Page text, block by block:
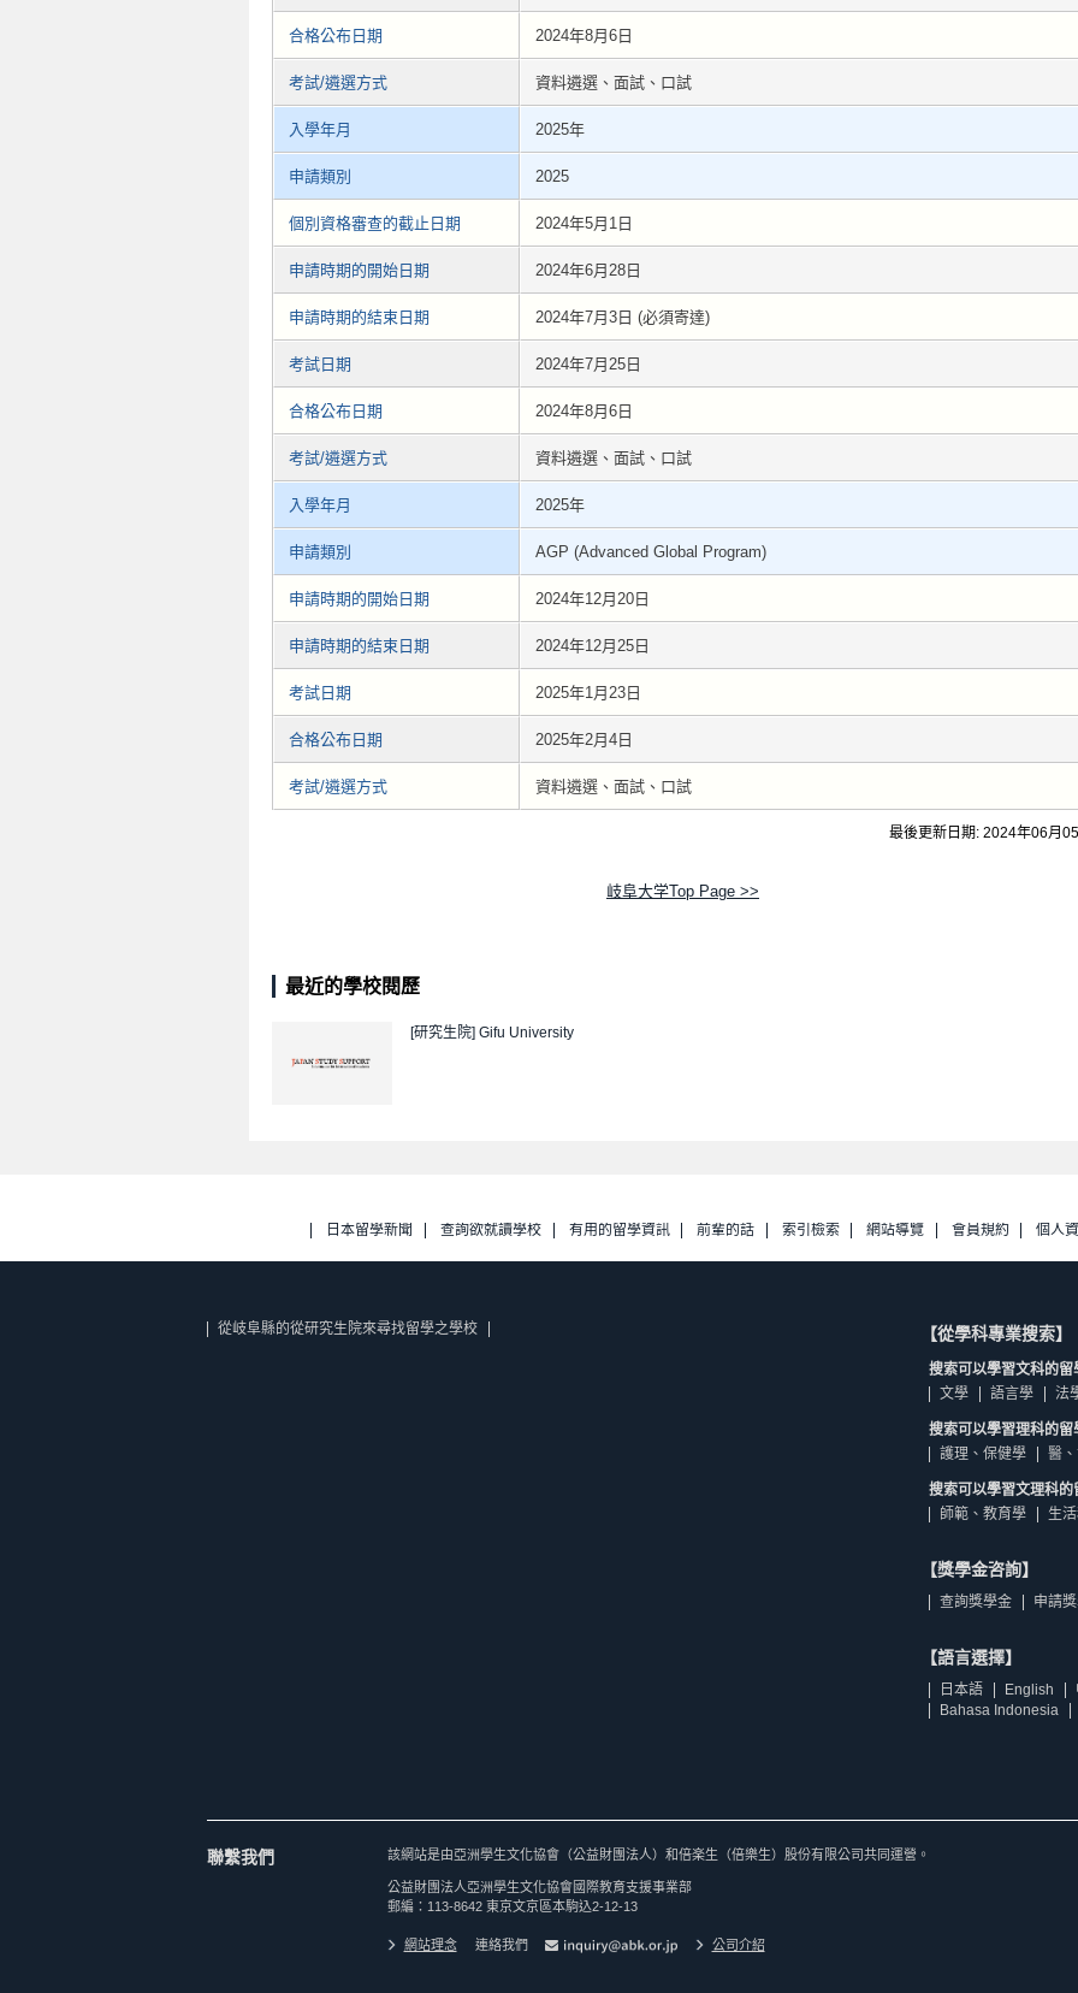
合格公布日期 2024年8月6日
考試/遴選方式 資料遴選、面試、口試
入學年月 2025年
申請類別 2025
個別資格審查的截止日期 2024年5月1日
申請時期的開始日期 2024年6月28日
申請時期的結束日期 2024年7月3日 (必須寄達)
考試日期 2024年7月25日
合格公布日期 2024年8月6日
考試/遴選方式 資料遴選、面試、口試
入學年月 2025年
申請類別 AGP (Advanced Global Program)
申請時期的開始日期 2024年12月20日
申請時期的結束日期 2024年12月25日
考試日期 2025年1月23日
合格公布日期 2025年2月4日
考試/遴選方式 資料遴選、面試、口試
最後更新日期: 2024年06月
岐阜大学Top Page >>
最近的學校閱歷
[研究生院] Gifu University
日本留學新聞 查詢欲就讀學校 有用的留學資訊 前輩的話 索引檢索 網站導覽 會員規約 個人
從岐阜縣的從研究生院來尋找留學之學校 【從學科專業搜索】
搜索可以學習文科的留
文學
語言學 法
搜索可以學習理科的留
護理、保健學
醫
搜索可以學習文理科的
師範、教育學
生
【獎學金咨詢】
查詢獎學金 申請
【語言選擇】
日本語 English
Bahasa Indonesia
聯繫我們 該網站是由亞洲學生文化協會（公益財團法人）和倍楽生（倍樂生）股份有限公司共同運營。
公益財團法人亞洲學生文化協會國際教育支援事業部
郵編：113-8642 東京文京區本駒込2-12-13
網站理念 連絡我們 公司介紹